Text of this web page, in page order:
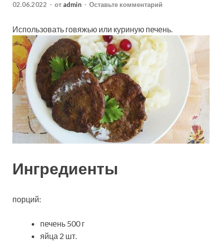
02.06.2022 - от admin - Оставьте комментарий
Использовать говяжью или куриную печень.
Ингредиенты
порций:
печень 500 г
яйца 2 шт.